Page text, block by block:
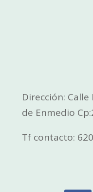
Dirección:
de Enmedio
Tf contacto: